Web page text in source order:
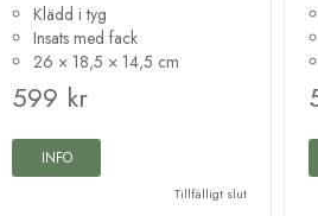
Klädd i tyg
Insats med fack
26 × 18,5 × 14,5 cm
599 kr
INFO
Tillfälligt slut